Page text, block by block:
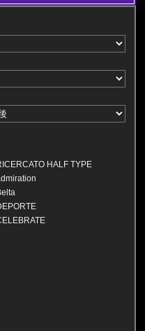
HALF TYPE